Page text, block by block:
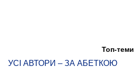
Топ-теми
УСІ АВТОРИ – ЗА АБЕТКОЮ